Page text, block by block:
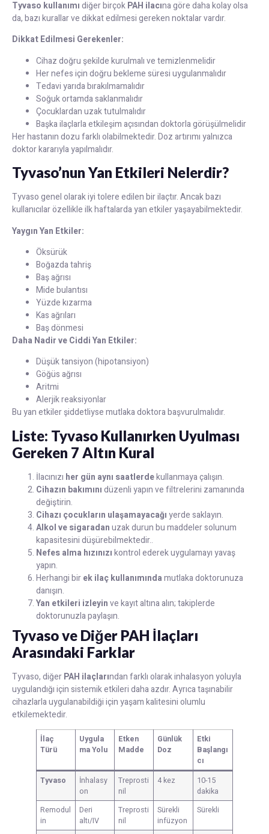
Tyvaso kullanımıdiğer birçokPAH ilacına göre daha kolay olsa
da, bazı kurallar ve dikkat edilmesi gereken noktalar vardır.
Dikkat Edilmesi Gerekenler:
Cihaz doğru şekilde kurulmalı ve temizlenmelidir
Her nefes için doğru bekleme süresi uygulanmalıdır
Tedavi yarıda bırakılmamalıdır
Soğuk ortamda saklanmalıdır
Çocuklardan uzak tutulmalıdır
Başka ilaçlarla etkileşim açısından doktorla görüşülmelidir
Her hastanın dozu farklı olabilmektedir. Doz artırımı yalnızca
doktor kararıyla yapılmalıdır.
Tyvaso’nun Yan Etkileri Nelerdir?
Tyvaso genel olarak iyi tolere edilen bir ilaçtır. Ancak bazı
kullanıcılar özellikle ilk haftalarda yan etkiler yaşayabilmektedir.
Yaygın Yan Etkiler:
Öksürük
Boğazda tahriş
Baş ağrısı
Mide bulantısı
Yüzde kızarma
Kas ağrıları
Baş dönmesi
Daha Nadir ve Ciddi Yan Etkiler:
Düşük tansiyon (hipotansiyon)
Göğüs ağrısı
Aritmi
Alerjik reaksiyonlar
Bu yan etkiler şiddetliyse mutlaka doktora başvurulmalıdır.
Liste: Tyvaso Kullanırken Uyulması
Gereken 7 Altın Kural
İlacınızı her gün aynı saatlerdekullanmaya çalışın.
Cihazın bakımınıdüzenli yapın ve filtrelerini zamanında
değiştirin.
Cihazı çocukların ulaşamayacağıyerde saklayın.
Alkol ve sigaradanuzak durun bu maddeler solunum
kapasitesini düşürebilmektedir..
Nefes alma hızınızıkontrol ederek uygulamayı yavaş
yapın.
Herhangi birek ilaç kullanımındamutlaka doktorunuza
danışın.
Yan etkileri izleyinve kayıt altına alın; takiplerde
doktorunuzla paylaşın.
Tyvaso ve Diğer PAH İlaçları
Arasındaki Farklar
Tyvaso, diğerPAH ilaçlarından farklı olarak inhalasyon yoluyla
uygulandığı için sistemik etkileri daha azdır. Ayrıca taşınabilir
cihazlarla uygulanabildiği için yaşam kalitesini olumlu
etkilemektedir.
İlaç
Türü
Uygula
ma Yolu
Etken
Madde
Günlük
Doz
Etki
Başlangı
cı
Tyvaso
İnhalasy
on
Treprosti
nil
4 kez
10-15
dakika
Remodul
in
Deri
altı/IV
Treprosti
nil
Sürekli
infüzyon
Sürekli